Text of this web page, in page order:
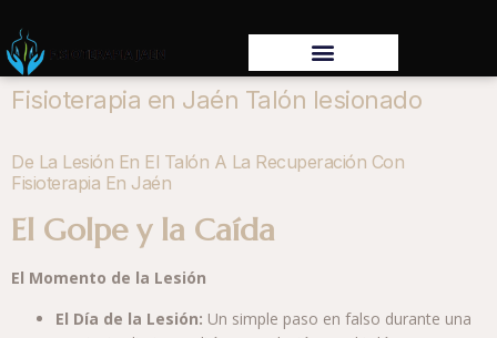
Fisioterapia en Jaén Talón lesionado
De La Lesión En El Talón A La Recuperación Con
Fisioterapia En Jaén
El Golpe y la Caída
El Momento de la Lesión
El Día de la Lesión: Un simple paso en falso durante una